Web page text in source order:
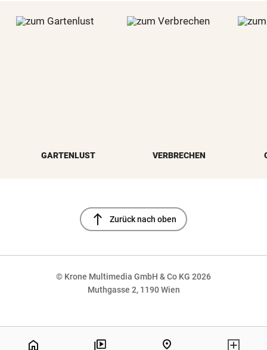
GARTENLUST VERBRECHEN
north Zurück nach oben
© Krone Multimedia GmbH & Co KG 2026
Muthgasse 2, 1190 Wien
home pin_drop
NaN%